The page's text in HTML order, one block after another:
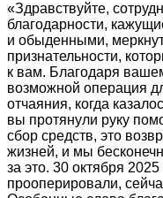
«Здравствуйте,
благодарности,
и обыденными,
признательности,
к вам. Благодаря
возможной операция
отчаяния, когда
вы протянули руку
сбор средств, это
жизней, и мы
за это. 30 октября
прооперировали,